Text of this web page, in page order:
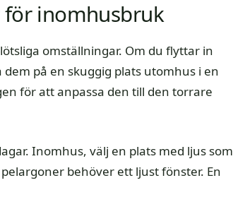
inomhusbruk
omställningar. Om du flyttar in
på en skuggig plats utomhus i en
för att anpassa den till den torrare
Inomhus, välj en plats med ljus som
behöver ett ljust fönster. En